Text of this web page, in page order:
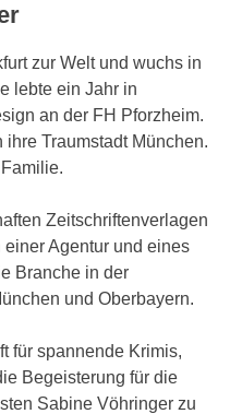
zur Welt und wuchs in
lebte ein Jahr in
an der FH Pforzheim.
Traumstadt München.
Zeitschriftenverlagen
Agentur und eines
Branche in der
und Oberbayern.
für spannende Krimis,
Begeisterung für die
Sabine Vöhringer zu